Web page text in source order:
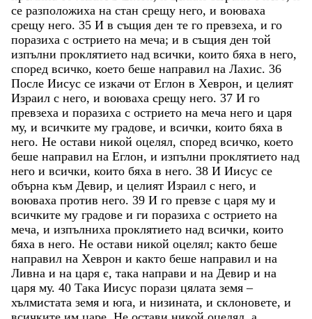
се разположиха на стан срещу него, и воюваха
срещу него. 35 И в същия ден те го превзеха, и го
поразиха с острието на меча; и в същия ден той
изпълни проклятието над всички, които бяха в него,
според всичко, което беше направил на Лахис. 36
После Иисус се изкачи от Еглон в Хеврон, и целият
Израил с него, и воюваха срещу него. 37 И го
превзеха и поразиха с острието на меча него и царя
му, и всичките му градове, и всички, които бяха в
него. Не остави никой оцелял, според всичко, което
беше направил на Еглон, и изпълни проклятието над
него и всички, които бяха в него. 38 И Иисус се
обърна към Девир, и целият Израил с него, и
воюваха против него. 39 И го превзе с царя му и
всичките му градове и ги поразиха с острието на
меча, и изпълниха проклятието над всички, които
бяха в него. Не остави никой оцелял; както беше
направил на Хеврон и както беше направил и на
Ливна и на царя є, така направи и на Девир и на
царя му. 40 Така Иисус порази цялата земя–
хълмистата земя и юга, и низината, и склоновете, и